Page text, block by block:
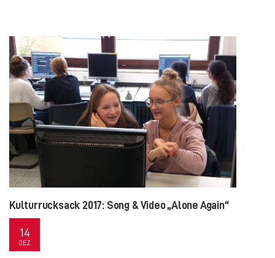
Kulturrucksack 2017: Song & Video „Alone Again“
14
DEZ.